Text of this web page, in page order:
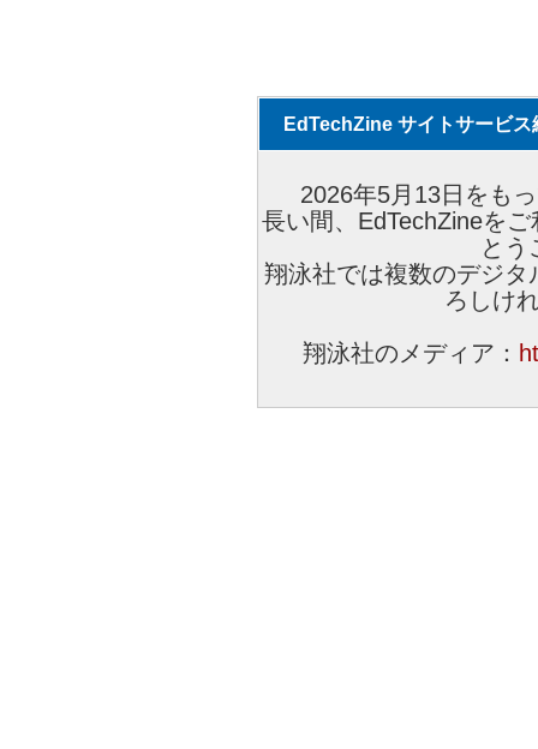
EdTechZine サイトサービス
2026年5月13日をも
長い間、EdTechZineを
とう
翔泳社では複数のデジ
ろしけ
翔泳社のメディア：